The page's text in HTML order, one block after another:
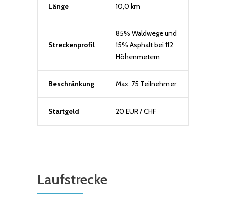
Länge 10,0 km
Streckenprofil
85% Waldwege und
15% Asphalt bei 112
Höhenmetern
Beschränkung Max. 75 Teilnehmer
Startgeld 20 EUR / CHF
Laufstrecke